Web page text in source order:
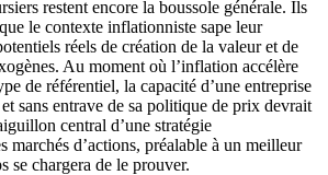
restent encore la boussole générale. Ils
le contexte inflationniste sape leur
réels de création de la valeur et de
Au moment où l’inflation accélère
de référentiel, la capacité d’une entreprise
sans entrave de sa politique de prix devrait
central d’une stratégie
marchés d’actions, préalable à un meilleur
se chargera de le prouver.